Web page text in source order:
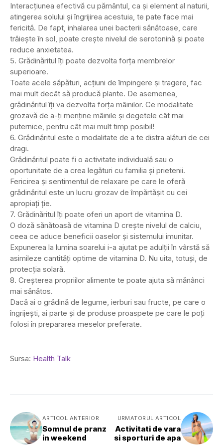
Interacțiunea efectivă cu pământul, ca și element al naturii,
atingerea solului și îngrijirea acestuia, te pate face mai
fericită. De fapt, inhalarea unei bacterii sănătoase, care
trăiește în sol, poate crește nivelul de serotonină și poate
reduce anxietatea.
5. Grădinăritul îți poate dezvolta forța membrelor
superioare.
Toate acele săpături, acțiuni de împingere și tragere, fac
mai mult decât să producă plante. De asemenea,
grădinăritul îți va dezvolta forța mâinilor. Ce modalitate
grozavă de a-ți menține mâinile și degetele cât mai
puternice, pentru cât mai mult timp posibil!
6. Grădinăritul este o modalitate de a te distra alături de cei
dragi.
Grădinăritul poate fi o activitate individuală sau o
oportunitate de a crea legături cu familia și prietenii.
Fericirea și sentimentul de relaxare pe care le oferă
grădinăritul este un lucru grozav de împărtășit cu cei
apropiați ție.
7. Grădinăritul îți poate oferi un aport de vitamina D.
O doză sănătoasă de vitamina D crește nivelul de calciu,
ceea ce aduce beneficii oaselor și sistemului imunitar.
Expunerea la lumina soarelui i-a ajutat pe adulții în vârstă să
asimileze cantități optime de vitamina D. Nu uita, totuși, de
protecția solară.
8. Creșterea propriilor alimente te poate ajuta să mănânci
mai sănătos.
Dacă ai o grădină de legume, ierburi sau fructe, pe care o
îngrijești, ai parte și de produse proaspete pe care le poți
folosi în prepararea meselor preferate.
Sursa: Health Talk
ARTICOL ANTERIOR
Somnul de pranz
in weekend
URMATORUL ARTICOL
Activitati de vara
si sporturi de apa